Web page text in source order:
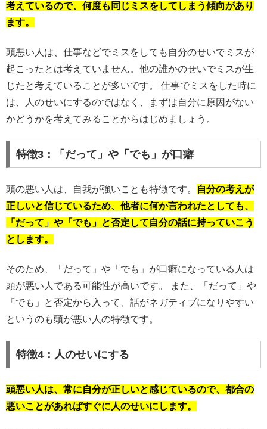
考えているので、何度も同じミスをしてしまう傾向があり
ます。
頭悪い人は、仕事などでミスをしても自分のせいでミスが
起こったとは考えていません。他の誰かのせいでミスが生
じたと考えていることが多いです。 仕事でミスをした時に
は、人のせいにするのではなく、まずは自分に原因がない
かどうかを考えてみることからはじめましょう。
特徴3：「だって」や「でも」が口癖
頭の悪い人は、自我が強いことも特徴です。
自分の考えが
正しいと信じているため、他者に何か言われたとしても、
「だって」や「でも」と否定して自分の話に持っていこう
とします。
そのため、「だって」や「でも」が口癖になっている人は
頭が悪い人である可能性が高いです。 また、「だって」や
「でも」と否定から入って、話がネガティブになりやすい
というのも頭が悪い人の特徴です。
特徴4：人のせいにする
頭悪い人は、常に自分が正しいと感じているので、都合の
悪いことがあればすぐに人のせいにします。